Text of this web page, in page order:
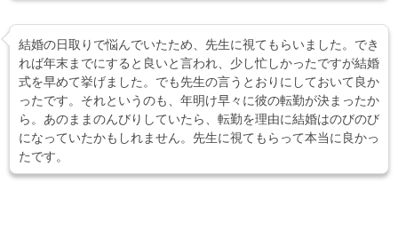
結婚の日取りで悩んでいたため、先生に視てもらいました。でき
れば年末までにすると良いと言われ、少し忙しかったですが結婚
式を早めて挙げました。でも先生の言うとおりにしておいて良か
ったです。それというのも、年明け早々に彼の転勤が決まったか
ら。あのままのんびりしていたら、転勤を理由に結婚はのびのび
になっていたかもしれません。先生に視てもらって本当に良かっ
たです。